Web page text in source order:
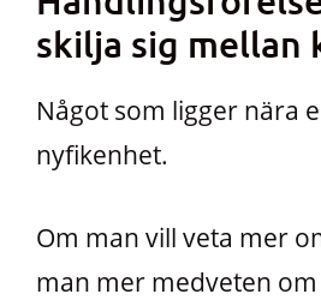
skilja sig mellan
Något som ligger nära
nyfikenhet.
Om man vill veta mer
man mer medveten